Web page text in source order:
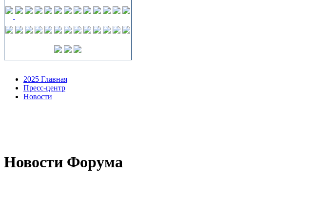
2025 Главная
Пресс-центр
Новости
Новости Форума